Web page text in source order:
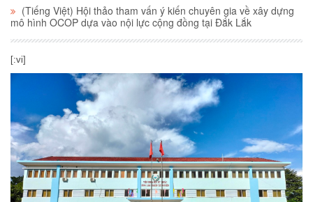
(Tiếng Việt) Hội thảo tham vấn ý kiến chuyên gia về xây dựng
mô hình OCOP dựa vào nội lực cộng đồng tại Đắk Lắk
[:vi]